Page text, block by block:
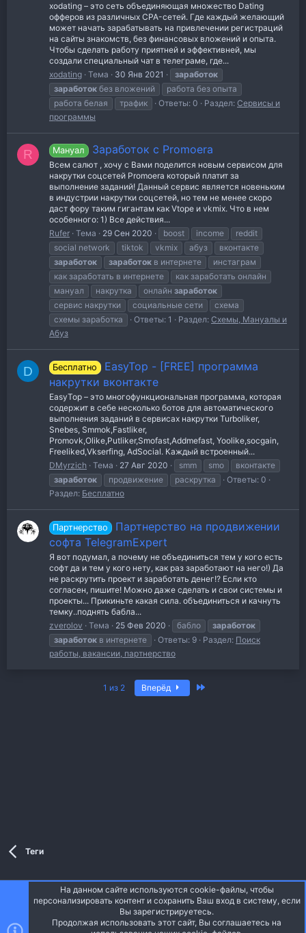
xodating – это сеть объединяющая множество Dating
офферов из различных CPA-сетей. Где каждый желающий
может начать зарабатывать на привлечении регистраций
на сайты знакомств, без финансовых вложений и опыта.
Чтобы сделать работу приятней и эффективней, мы
создали специальный чат в телеграме, где...
xodating Тема 30 Янв 2021
заработок
заработок без вложений
работа без опыта
работа белая
трафик Ответы: 0 Раздел: Сервисы и
программы
R Мануал Заработок с Promoera
Всем салют , хочу с Вами поделится новым сервисом для
накрутки соцсетей Promoera который платит за
выполнение заданий! Данный сервис является новеньким
в индустрии накрутки соцсетей, но тем не менее скоро
даст фору таким гигантам как Vtope и vkmix. Что в нем
особенного: 1) Все действия...
Rufer Тема 29 Сен 2020 boost income
reddit
social network
tiktok vkmix абуз
вконтакте
заработок
заработок в интернете
инстаграм
как заработать в интернете
как заработать онлайн
мануал
накрутка онлайн заработок
сервис накрутки
социальные сети
схема
схемы заработка
Ответы: 1 Раздел: Схемы, Мануалы и
Абуз
D Бесплатно
EasyTop - [FREE] программа
накрутки вконтакте
EasyTop – это многофункциональная программа, которая
содержит в себе несколько ботов для автоматического
выполнения заданий в сервисах накрутки Turboliker,
Snebes, Smmok,Fastliker,
Promovk,Olike,Putliker,Smofast,Addmefast, Yoolike,socgain,
Freeliked,Vkserfing, AdSocial. Каждый встроенный...
DMyrzich
Тема 27 Авг 2020 smm smo
вконтакте
заработок
продвижение раскрутка
Ответы: 0
Раздел: Бесплатно
Партнерство
Партнерство на продвижении
софта TelegramExpert
Я вот подумал, а почему не объединиться тем у кого есть
софт да и тем у кого нету, как раз заработают на него!) Да
не раскрутить проект и заработать денег!? Если кто
согласен, пишите! Можно даже сделать и свои системы и
проекты... Прикиньте какая сила. объединиться и качнуть
темку..поднять бабла...
zverolov
Тема 25 Фев 2020 бабло
заработок
заработок в интернете Ответы: 9 Раздел: Поиск
работы, вакансии, партнерство
1 из 2 Вперёд
Теги
Style and add-ons by ThemeHouse
Перевод от Jumuro ®
Запросы 16 Время 0.0527s Память 4.06MB
На данном сайте используются cookie-файлы, чтобы
персонализировать контент и сохранить Ваш вход в систему, если
Вы зарегистрируетесь.
Продолжая использовать этот сайт, Вы соглашаетесь на